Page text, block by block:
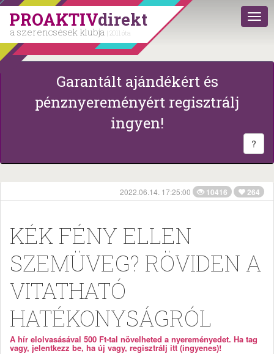
PROAKTIVdirekt
a szerencsések klubja | 2011 óta
Garantált ajándékért és
pénznyereményért regisztrálj
ingyen!
?
2022.06.14. 17:25:00 10416 264
KÉK FÉNY ELLEN
SZEMÜVEG? RÖVIDEN A
VITATHATÓ
HATÉKONYSÁGRÓL
A hír elolvasásával 500 Ft-tal növelheted a nyereményedet. Ha tag
vagy, jelentkezz be, ha új vagy, regisztrálj itt (ingyenes)!